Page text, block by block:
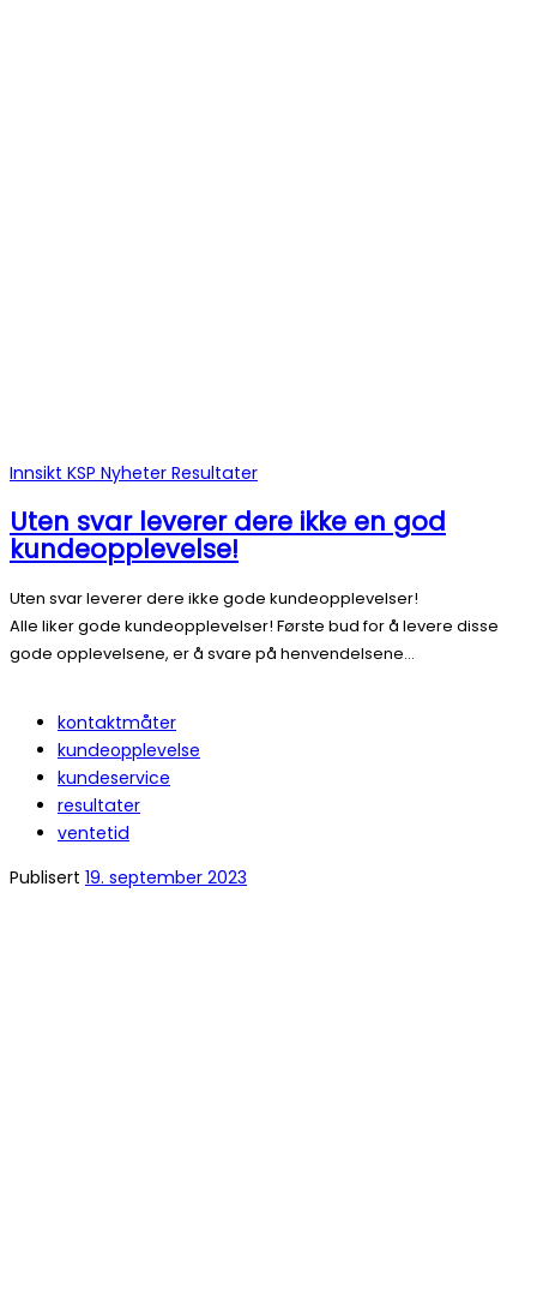
Innsikt KSP Nyheter Resultater
Uten svar leverer dere ikke en god
kundeopplevelse!
Uten svar leverer dere ikke gode kundeopplevelser!
Alle liker gode kundeopplevelser! Første bud for å levere disse
gode opplevelsene, er å svare på henvendelsene…
kontaktmåter
kundeopplevelse
kundeservice
resultater
ventetid
Publisert 19. september 2023